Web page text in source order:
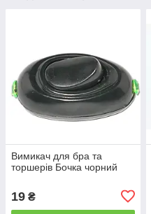
Вимикач для бра та
торшерів Бочка чорний
19 ₴